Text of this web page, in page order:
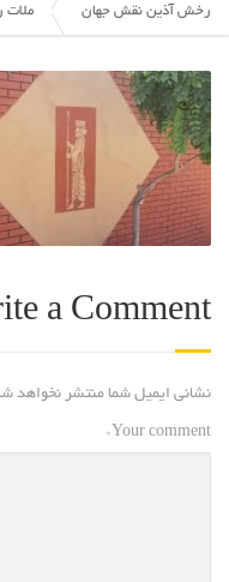
رخش آذین نقش جهان ملات
a Comment
نشانی ایمیل شما منتشر نخواهد
Your comment
*